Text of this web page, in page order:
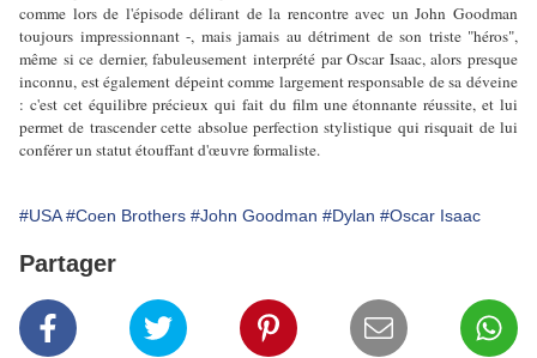
comme lors de l'épisode délirant de la rencontre avec un John Goodman
toujours impressionnant -, mais jamais au détriment de son triste "héros",
même si ce dernier, fabuleusement interprété par Oscar Isaac, alors presque
inconnu, est également dépeint comme largement responsable de sa déveine
: c'est cet équilibre précieux qui fait du film une étonnante réussite, et lui
permet de trascender cette absolue perfection stylistique qui risquait de lui
conférer un statut étouffant d'œuvre formaliste.
#USA #Coen Brothers #John Goodman #Dylan #Oscar Isaac
Partager